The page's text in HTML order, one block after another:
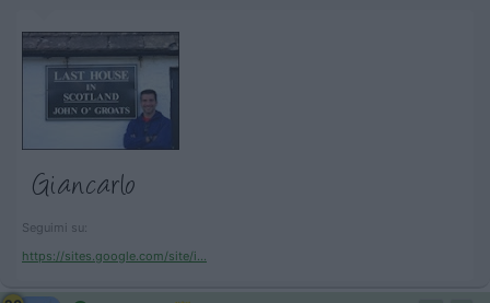
Seguimi su:
https://sites.google.com/site/i...